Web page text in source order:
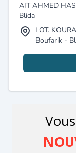
AIT AHMED
Blida
LOT.
Boufarik -